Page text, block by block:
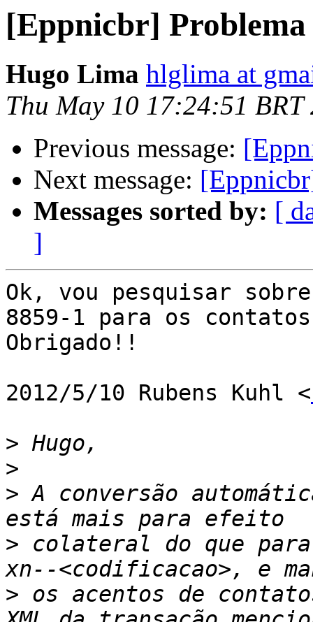
[Eppnicbr] Problema
Hugo Lima hlglima at
Thu May 10 17:24:51 BRT
Previous message:
Next message:
Messages sorted by: [
]
Ok, vou pesquisar
8859-1 para os
Obrigado!!
2012/5/10 Rubens Kuhl <
>
>
> A conversão
> colateral do que
> os acentos de